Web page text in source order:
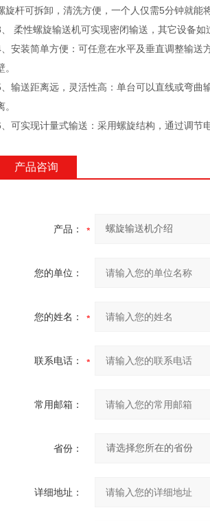
旋杆可拆卸，清洗方便，一个人仅需5分钟就能
柔性螺旋输送机可实现密闭输送，其它设备如
安装简单方便：可任意在水平及垂直调整输送
。
输送距离远，灵活性高：单台可以直线或弯曲
。
可实现计量式输送：采用螺旋结构，通过调节
产品咨询
产品：
您的单位：
您的姓名：
联系电话：
常用邮箱：
省份：
详细地址：